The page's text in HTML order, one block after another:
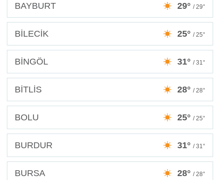
BAYBURT 29° / 29°
BİLECİK 25° / 25°
BİNGÖL 31° / 31°
BİTLİS 28° / 28°
BOLU 25° / 25°
BURDUR 31° / 31°
BURSA 28° / 28°